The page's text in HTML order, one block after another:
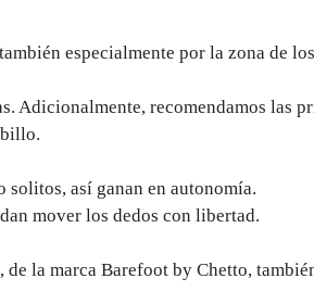
especialmente por la zona de
Adicionalmente, recomendamos las
solitos, así ganan en autonomía.
mover los dedos con libertad.
la marca Barefoot by Chetto,